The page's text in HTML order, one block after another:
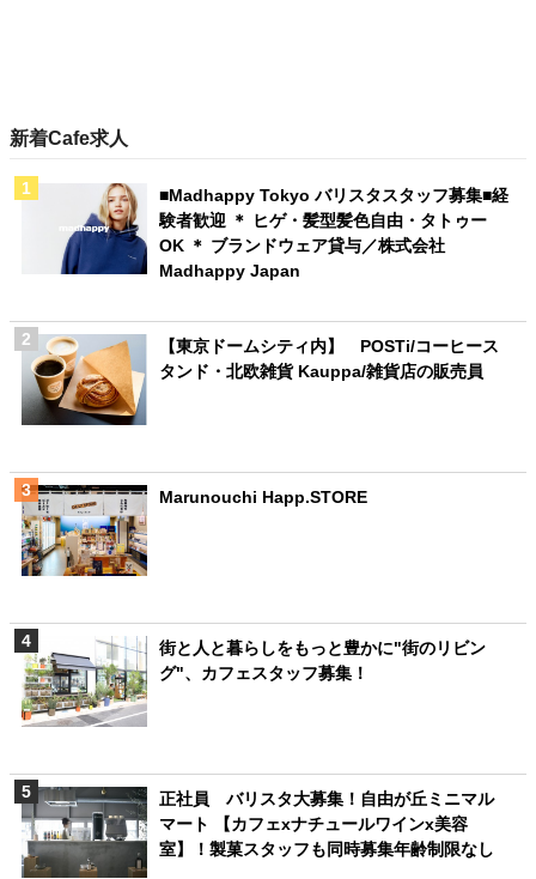
新着Cafe求人
■Madhappy Tokyo バリスタスタッフ募集■経
験者歓迎 ＊ ヒゲ・髪型髪色自由・タトゥー
OK ＊ ブランドウェア貸与／株式会社
Madhappy Japan
【東京ドームシティ内】 POSTi/コーヒース
タンド・北欧雑貨 Kauppa/雑貨店の販売員
Marunouchi Happ.STORE
街と人と暮らしをもっと豊かに"街のリビン
グ"、カフェスタッフ募集！
正社員 バリスタ大募集！自由が丘ミニマル
マート 【カフェxナチュールワインx美容
室】！製菓スタッフも同時募集年齢制限なし